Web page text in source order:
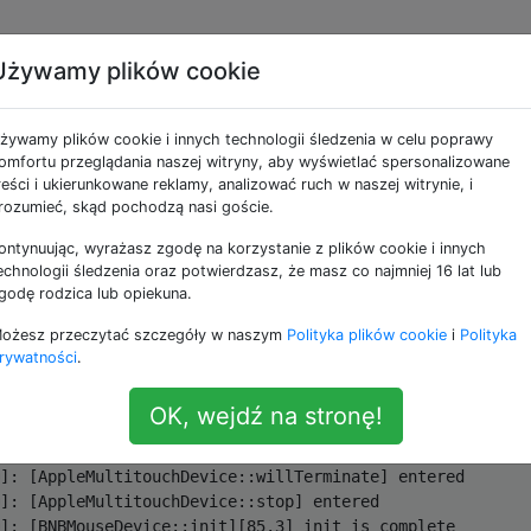
i impreza z
Przepełnienia stosu, ponieważ można na nie
frajerzy OSX to przeczytają. Od Yosemite mam
Myszy. Odłącza się i łączy co 5-60 sekund.
[AppleMultitouchDevice::willTerminate] entered
[AppleMultitouchDevice::stop] entered
[BNBMouseDevice::init][85.3] init is complete
plików cookie
plików cookie i innych technologii śledzenia w celu poprawy
przeglądania naszej witryny, aby wyświetlać spersonalizowane
i ukierunkowane reklamy, analizować ruch w naszej witrynie, i
skąd pochodzą nasi goście.
wyrażasz zgodę na korzystanie z plików cookie i innych
śledzenia oraz potwierdzasz, że masz co najmniej 16 lat lub
rodzica lub opiekuna.
przeczytać szczegóły w naszym Polityka plików cookie i Polityka
.
OK, wejdź na stronę!